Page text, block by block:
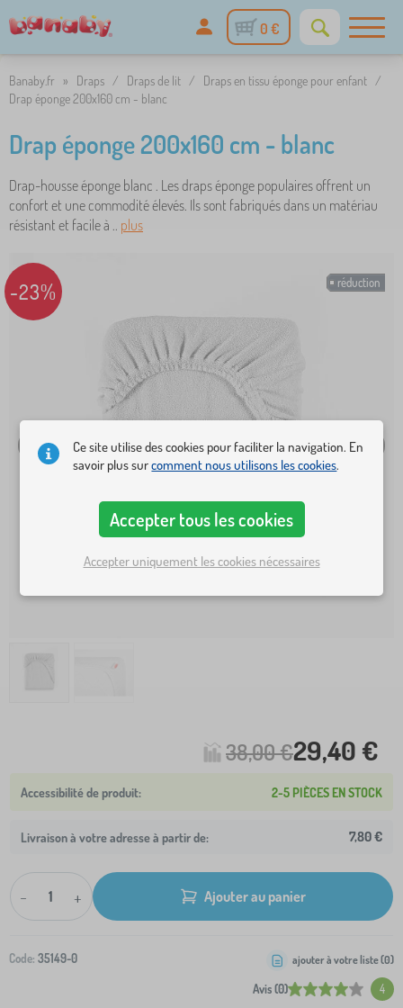
0 €
Banaby.fr » Draps / Draps de lit / Draps en tissu éponge pour enfant /
Drap éponge 200x160 cm - blanc
Drap éponge 200x160 cm - blanc
Drap-housse éponge blanc . Les draps éponge populaires offrent un
confort et une commodité élevés. Ils sont fabriqués dans un matériau
résistant et facile à .. plus
réduction
-23%
38,00 €29,40 €
2-5 PIÈCES EN STOCK
Livraison à votre adresse à partir de: 7,80 €
- + Ajouter au panier
Code: 35149-0
Avis (0) 4
ajouter à votre liste (0)
Ce site utilise des cookies pour faciliter la navigation. En
savoir plus surcomment nous utilisons les cookies.
Accepter tous les cookies
Accepter uniquement les cookies nécessaires